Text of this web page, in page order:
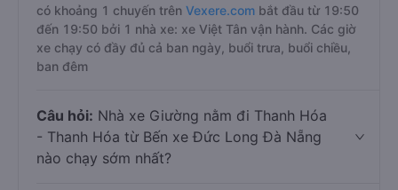
có khoảng 1 chuyến trên Vexere.com bắt đầu từ 19:50
đến 19:50 bởi 1 nhà xe: xe Việt Tân vận hành. Các giờ
xe chạy có đầy đủ cả ban ngày, buổi trưa, buổi chiều,
ban đêm
Câu hỏi: Nhà xe Giường nằm đi Thanh Hóa
- Thanh Hóa từ Bến xe Đức Long Đà Nẵng
nào chạy sớm nhất?